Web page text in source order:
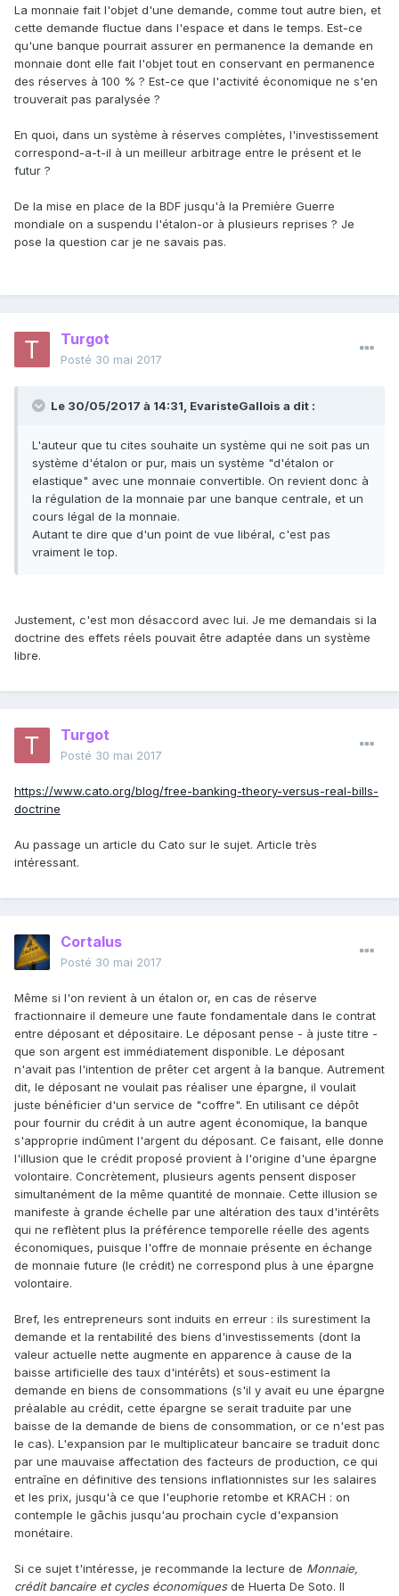
La monnaie fait l'objet d'une demande, comme tout autre bien, et
cette demande fluctue dans l'espace et dans le temps. Est-ce
qu'une banque pourrait assurer en permanence la demande en
monnaie dont elle fait l'objet tout en conservant en permanence
des réserves à 100 % ? Est-ce que l'activité économique ne s'en
trouverait pas paralysée ?
En quoi, dans un système à réserves complètes, l'investissement
correspond-a-t-il à un meilleur arbitrage entre le présent et le
futur ?
De la mise en place de la BDF jusqu'à la Première Guerre
mondiale on a suspendu l'étalon-or à plusieurs reprises ? Je
pose la question car je ne savais pas.
Turgot
Posté 30 mai 2017
Le 30/05/2017 à 14:31, EvaristeGallois a dit :
L'auteur que tu cites souhaite un système qui ne soit pas un
système d'étalon or pur, mais un système "d'étalon or
elastique" avec une monnaie convertible. On revient donc à
la régulation de la monnaie par une banque centrale, et un
cours légal de la monnaie.
Autant te dire que d'un point de vue libéral, c'est pas
vraiment le top.
Justement, c'est mon désaccord avec lui. Je me demandais si la
doctrine des effets réels pouvait être adaptée dans un système
libre.
Turgot
Posté 30 mai 2017
https://www.cato.org/blog/free-banking-theory-versus-real-bills-
doctrine
Au passage un article du Cato sur le sujet. Article très
intéressant.
Cortalus
Posté 30 mai 2017
Même si l'on revient à un étalon or, en cas de réserve
fractionnaire il demeure une faute fondamentale dans le contrat
entre déposant et dépositaire. Le déposant pense - à juste titre -
que son argent est immédiatement disponible. Le déposant
n'avait pas l'intention de prêter cet argent à la banque. Autrement
dit, le déposant ne voulait pas réaliser une épargne, il voulait
juste bénéficier d'un service de "coffre". En utilisant ce dépôt
pour fournir du crédit à un autre agent économique, la banque
s'approprie indûment l'argent du déposant. Ce faisant, elle donne
l'illusion que le crédit proposé provient à l'origine d'une épargne
volontaire. Concrètement, plusieurs agents pensent disposer
simultanément de la même quantité de monnaie. Cette illusion se
manifeste à grande échelle par une altération des taux d'intérêts
qui ne reflètent plus la préférence temporelle réelle des agents
économiques, puisque l'offre de monnaie présente en échange
de monnaie future (le crédit) ne correspond plus à une épargne
volontaire.
Bref, les entrepreneurs sont induits en erreur : ils surestiment la
demande et la rentabilité des biens d'investissements (dont la
valeur actuelle nette augmente en apparence à cause de la
baisse artificielle des taux d'intérêts) et sous-estiment la
demande en biens de consommations (s'il y avait eu une épargne
préalable au crédit, cette épargne se serait traduite par une
baisse de la demande de biens de consommation, or ce n'est pas
le cas). L'expansion par le multiplicateur bancaire se traduit donc
par une mauvaise affectation des facteurs de production, ce qui
entraîne en définitive des tensions inflationnistes sur les salaires
et les prix, jusqu'à ce que l'euphorie retombe et KRACH : on
contemple le gâchis jusqu'au prochain cycle d'expansion
monétaire.
Si ce sujet t'intéresse, je recommande la lecture de Monnaie,
crédit bancaire et cycles économiquesde Huerta De Soto. Il